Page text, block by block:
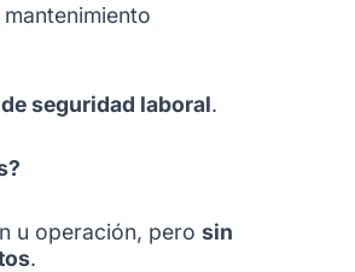
seguridad laboral.
u operación, pero sin
.